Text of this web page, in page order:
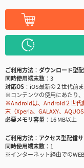
ご利用方法
ダウンロード型
同時使用端末数
3
対応OS
iOS最新の２世代前
※コンテンツの使用にあたり
※Androidは、Android２世代
末（Xperia、GALAXY、
必要メモリ容量
16 MB以上
ご利用方法
アクセス型配信
同時使用端末数
1
※インターネット経由での